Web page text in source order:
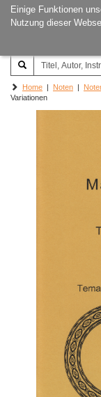
Einige Funktionen
Nutzung dieser
Hamburg
Home | Noten |
Variationen